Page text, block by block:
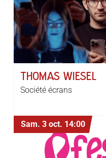
THOMAS WIESEL
Société écrans
Sam. 3 oct. 14:00